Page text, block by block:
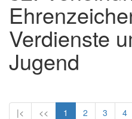
Verdienste
Jugend
|< << 1 2 3 4